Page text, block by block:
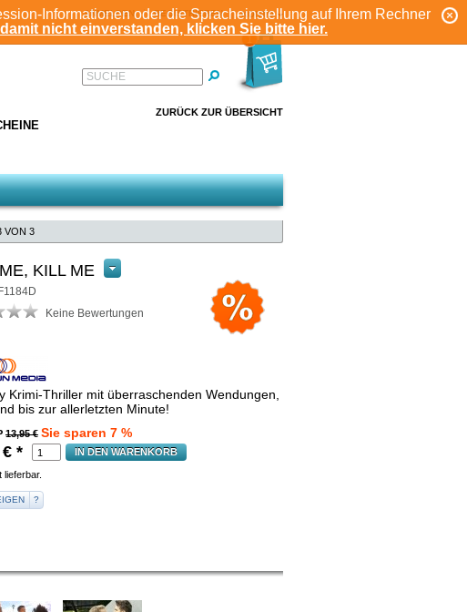
Informationen oder die Spracheinstellung auf Ihrem Rechner
nicht einverstanden, klicken Sie bitte hier.
KONTO
ANMELDEN REGISTRIEREN
1
SUCHE
ZURÜCK ZUR ÜBERSICHT
VON 3
KILL ME
Keine Bewertungen
Krimi-Thriller mit überraschenden Wendungen,
bis zur allerletzten Minute!
13,95 € Sie sparen 7 %
€ * IN DEN WARENKORB
lieferbar.
?